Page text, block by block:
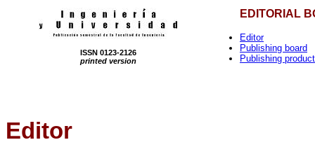
ISSN 0123-2126
printed version
EDITORIAL
Editor
Publishing board
Publishing
Editor